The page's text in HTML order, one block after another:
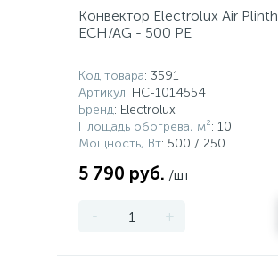
Конвектор Electrolux Air Plinth
ECH/AG - 500 PE
Код товара: 3591
Артикул: НС-1014554
Бренд: Electrolux
Площадь обогрева, м²: 10
Мощность, Вт: 500 / 250
5 790 руб. /шт
- +